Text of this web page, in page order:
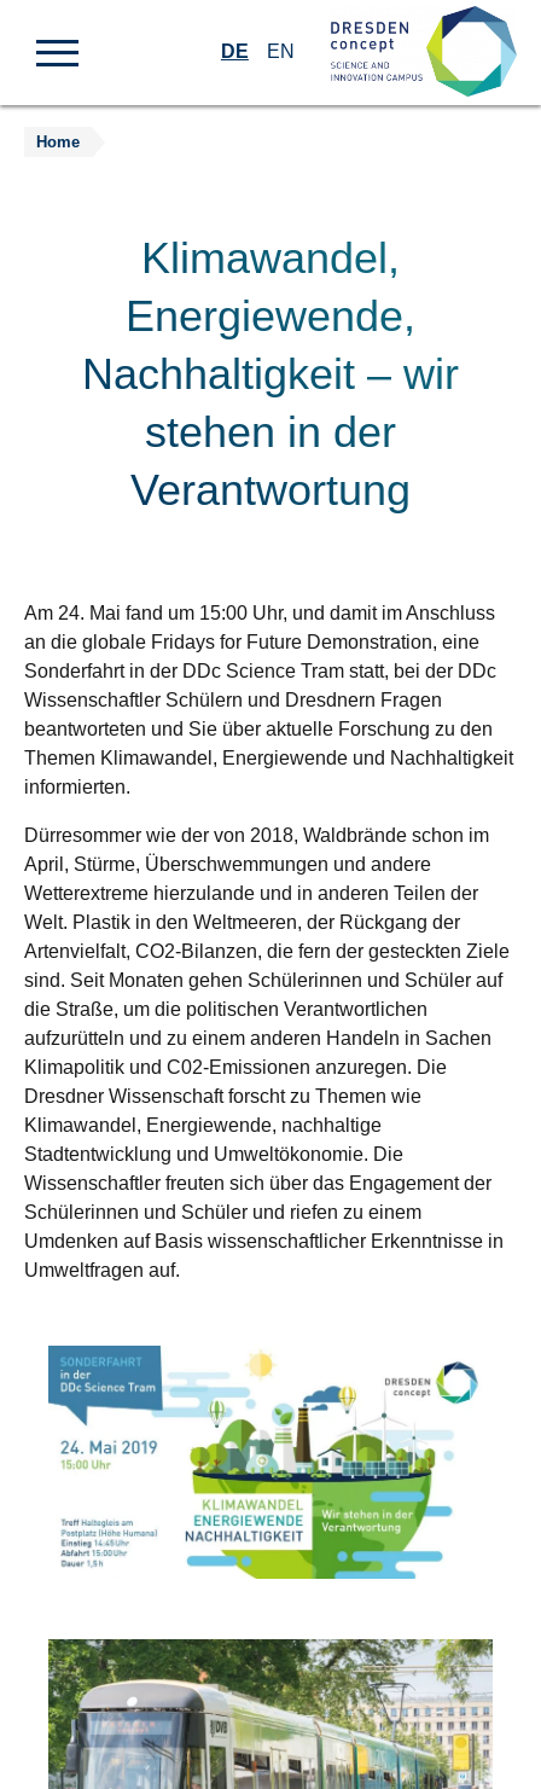
Zum
DE EN
Home
Klimawandel,
Energiewende,
Nachhaltigkeit – wir
stehen in der
Verantwortung
Am 24. Mai fand um 15:00 Uhr, und damit im Anschluss
an die globale Fridays for Future Demonstration, eine
Sonderfahrt in der DDc Science Tram statt, bei der DDc
Wissenschaftler Schülern und Dresdnern Fragen
beantworteten und Sie über aktuelle Forschung zu den
Themen Klimawandel, Energiewende und Nachhaltigkeit
informierten.
Dürresommer wie der von 2018, Waldbrände schon im
April, Stürme, Überschwemmungen und andere
Wetterextreme hierzulande und in anderen Teilen der
Welt. Plastik in den Weltmeeren, der Rückgang der
Artenvielfalt, CO2-Bilanzen, die fern der gesteckten Ziele
sind. Seit Monaten gehen Schülerinnen und Schüler auf
die Straße, um die politischen Verantwortlichen
aufzurütteln und zu einem anderen Handeln in Sachen
Klimapolitik und C02-Emissionen anzuregen. Die
Dresdner Wissenschaft forscht zu Themen wie
Klimawandel, Energiewende, nachhaltige
Stadtentwicklung und Umweltökonomie. Die
Wissenschaftler freuten sich über das Engagement der
Schülerinnen und Schüler und riefen zu einem
Umdenken auf Basis wissenschaftlicher Erkenntnisse in
Umweltfragen auf.